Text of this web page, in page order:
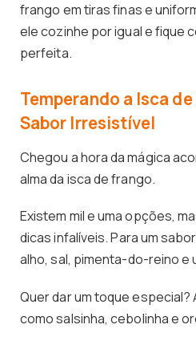
frango em tiras finas e
ele cozinhe por igual e fique
perfeita.
Temperando a Isca
Sabor Irresistível
Chegou a hora da mágica
alma da isca de frango.
Existem mil e uma opções,
dicas infalíveis. Para um
alho, sal, pimenta-do-reino e
Quer dar um toque
como salsinha, cebolinha e